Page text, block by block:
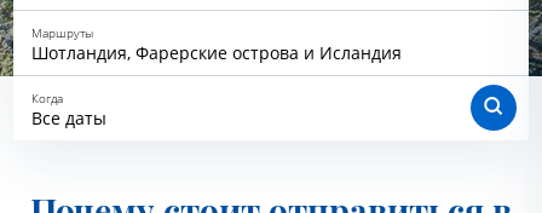
Маршруты
Шотландия, Фарерские острова и Исландия
Когда
Все даты